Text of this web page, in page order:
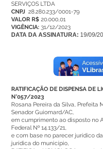
SERVIÇOS LTDA
CNPJ 28.280.233/0001-79
VALOR R$ 20.000,01
VIGÊNCIA: 31/12/2023
DATA DA ASSINATURA: 19/09/
RATIFICAÇÃO DE DISPENSA DE
N°057/2023
Rosana Pereira da Silva, Prefeita
Senador Guiomard/AC,
em cumprimento ao disposto no
Federal Nº 14.133/21,
e com base no parecer jurídico
jurídica do município,